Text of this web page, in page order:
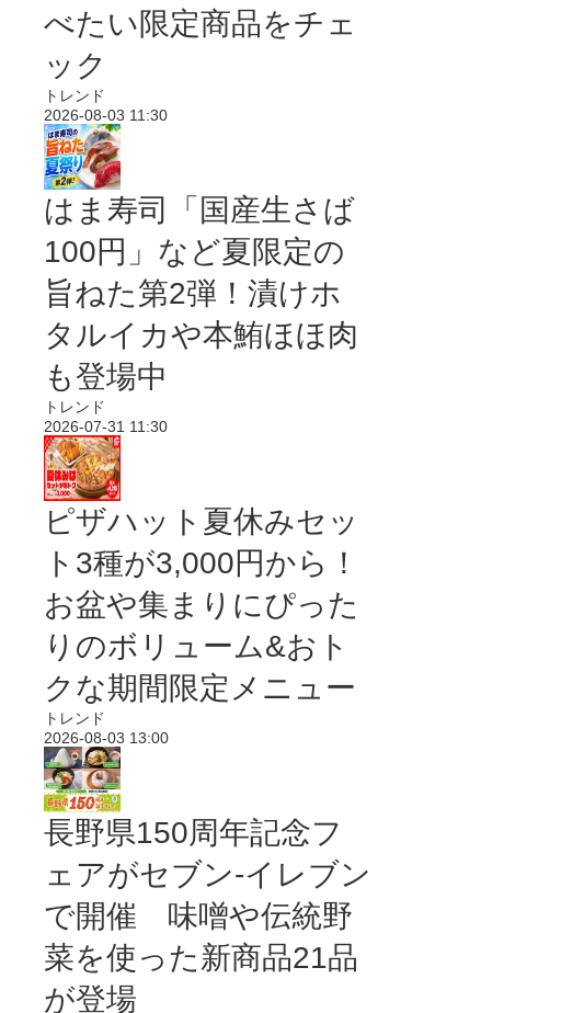
べたい限定商品をチェ
ック
トレンド
2026-08-03 11:30
はま寿司「国産生さば
100円」など夏限定の
旨ねた第2弾！漬けホ
タルイカや本鮪ほほ肉
も登場中
トレンド
2026-07-31 11:30
ピザハット夏休みセッ
ト3種が3,000円から！
お盆や集まりにぴった
りのボリューム&おト
クな期間限定メニュー
トレンド
2026-08-03 13:00
長野県150周年記念フ
ェアがセブン-イレブン
で開催 味噌や伝統野
菜を使った新商品21品
が登場